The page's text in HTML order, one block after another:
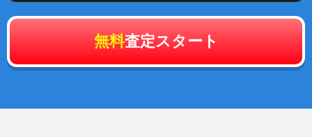
無料査定スタート